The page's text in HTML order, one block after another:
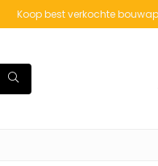
Koop best verkochte